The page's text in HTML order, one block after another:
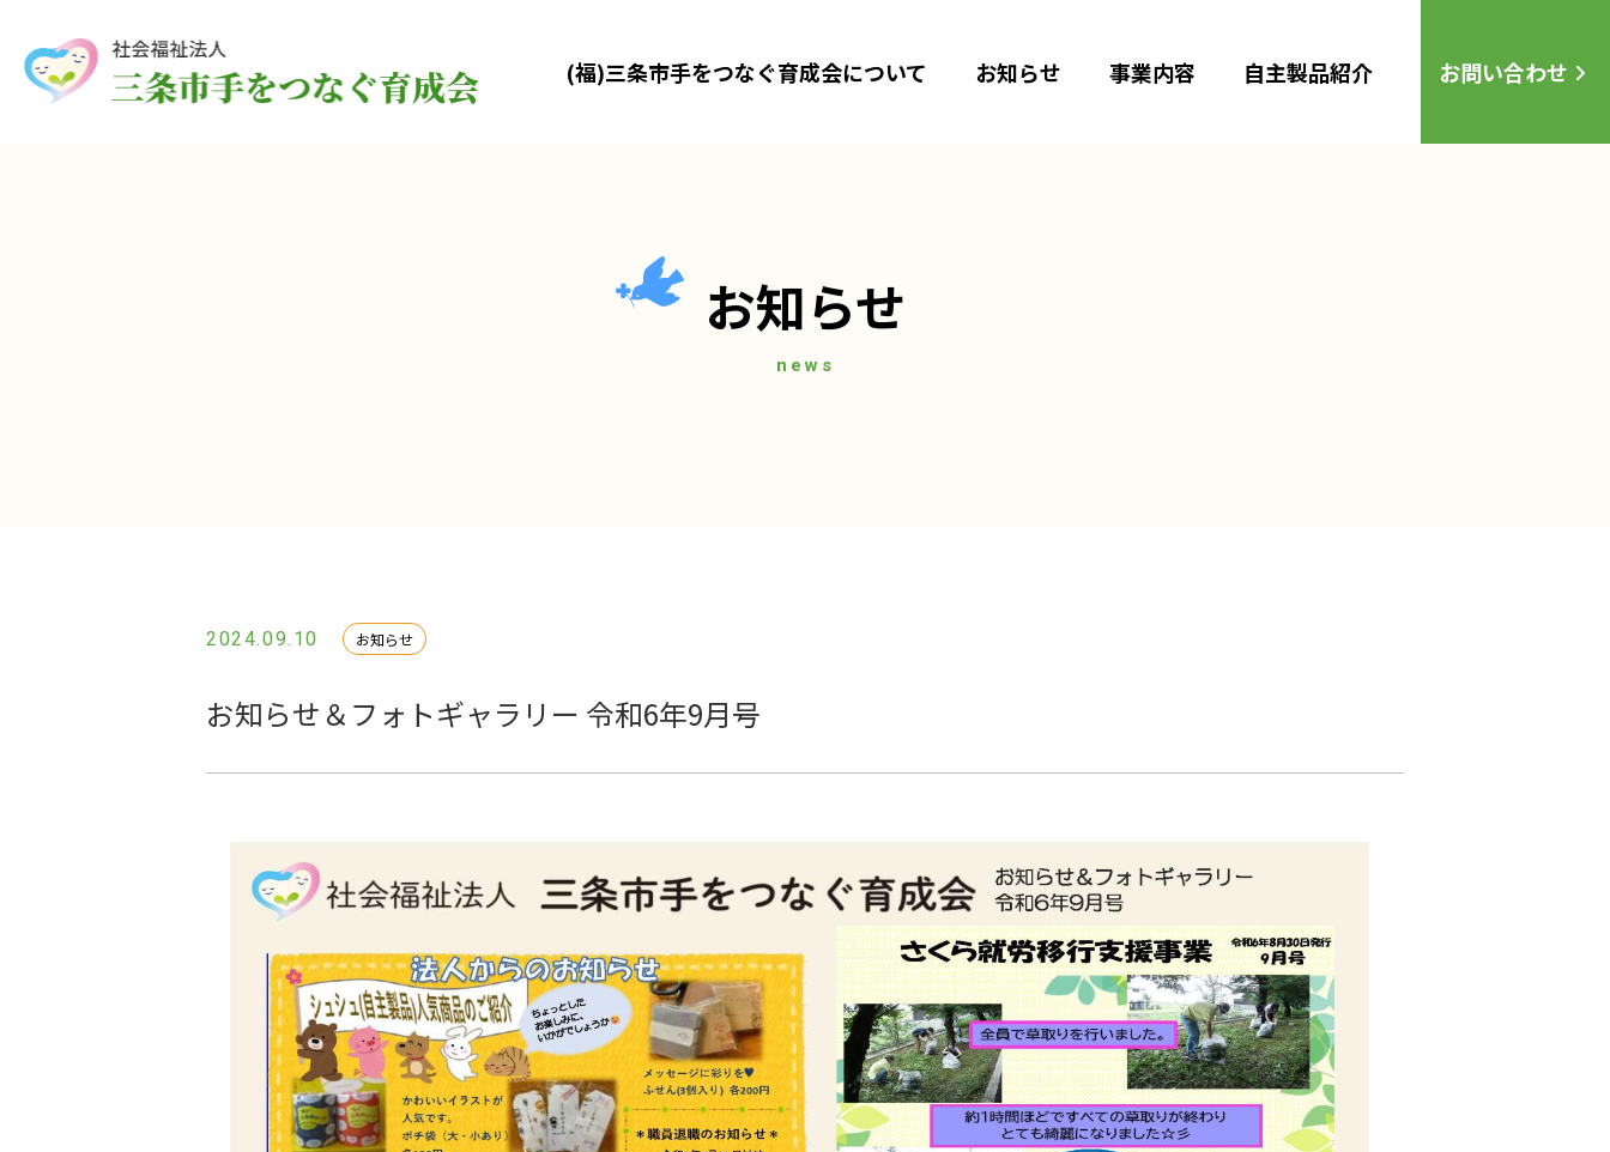
(福)三条市手をつなぐ育成会について お知らせ 事業内容 自主製品紹介 お問い合わせ
お知らせ
news
2024.09.10 お知らせ
お知らせ＆フォトギャラリー 令和6年9月号